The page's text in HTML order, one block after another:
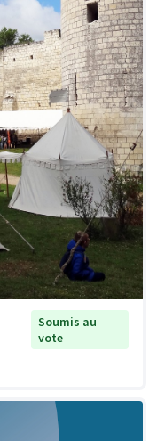
Soumis au
vote